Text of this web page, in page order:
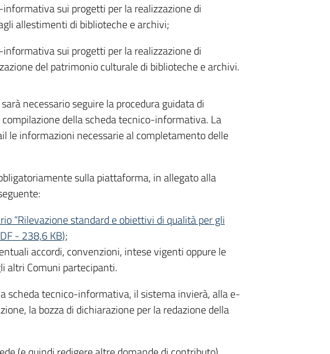
sui progetti per la realizzazione di
allestimenti di biblioteche e archivi;
sui progetti per la realizzazione di
del patrimonio culturale di biblioteche e archivi.
necessario seguire la procedura guidata di
della scheda tecnico-informativa. La
le informazioni necessarie al completamento delle
sulla piattaforma, in allegato alla
“Rilevazione standard e obiettivi di qualità per gli
- 238,6 KB);
accordi, convenzioni, intese vigenti oppure le
altri Comuni partecipanti.
scheda tecnico-informativa, il sistema invierà, alla e-
la bozza di dichiarazione per la redazione della